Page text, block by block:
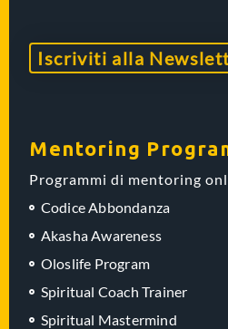
Iscriviti alla
Mentoring
Programmi di mentoring
Codice Abbondanza
Akasha Awareness
Oloslife Program
Spiritual Coach Trainer
Spiritual Mastermind